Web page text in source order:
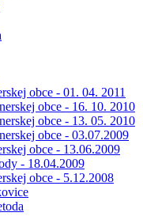
obce - 01. 04. 2011
obce - 16. 10. 2010
obce - 13. 05. 2010
obce - 03.07.2009
obce - 13.06.2009
- 18.04.2009
obce - 5.12.2008